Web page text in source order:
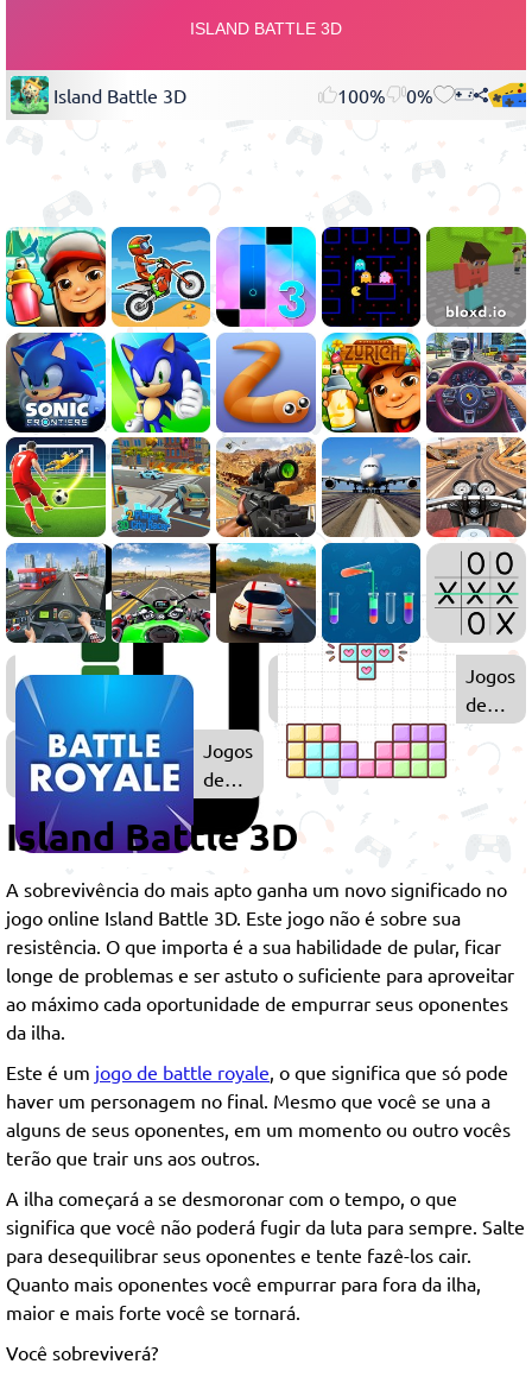
Island Battle 3D 100% 0%
Jogos
IO
Jogos
de
Jogos
de
Battle
Royale
Island Battle 3D
A sobrevivência do mais apto ganha um novo significado no
jogo online Island Battle 3D. Este jogo não é sobre sua
resistência. O que importa é a sua habilidade de pular, ficar
longe de problemas e ser astuto o suficiente para aproveitar
ao máximo cada oportunidade de empurrar seus oponentes
da ilha.
Este é um jogo de battle royale , o que significa que só pode
haver um personagem no final. Mesmo que você se una a
alguns de seus oponentes, em um momento ou outro vocês
terão que trair uns aos outros.
A ilha começará a se desmoronar com o tempo, o que
significa que você não poderá fugir da luta para sempre. Salte
para desequilibrar seus oponentes e tente fazê-los cair.
Quanto mais oponentes você empurrar para fora da ilha,
maior e mais forte você se tornará.
Você sobreviverá?